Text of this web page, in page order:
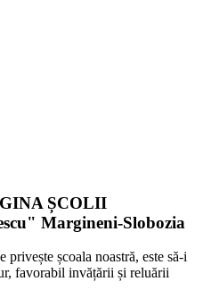
ȘCOLII
Margineni-Slobozia
școala noastră, este să-i
favorabil invățării și reluării